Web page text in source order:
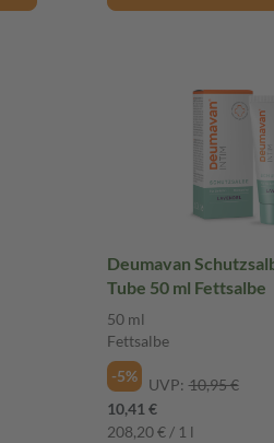
Deumavan
Tube 50 ml Fettsalbe
50 ml
Fettsalbe
-5%
UVP: 10,95 €
10,41 €
208,20 € / 1 l